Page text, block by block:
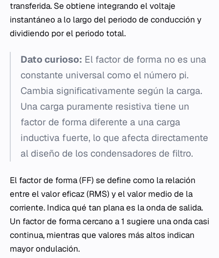
transferida. Se obtiene integrando el voltaje
instantáneo a lo largo del periodo de conducción y
dividiendo por el periodo total.
Dato curioso: El factor de forma no es una
constante universal como el número pi.
Cambia significativamente según la carga.
Una carga puramente resistiva tiene un
factor de forma diferente a una carga
inductiva fuerte, lo que afecta directamente
al diseño de los condensadores de filtro.
El factor de forma (FF) se define como la relación
entre el valor eficaz (RMS) y el valor medio de la
corriente. Indica qué tan plana es la onda de salida.
Un factor de forma cercano a 1 sugiere una onda casi
continua, mientras que valores más altos indican
mayor ondulación.